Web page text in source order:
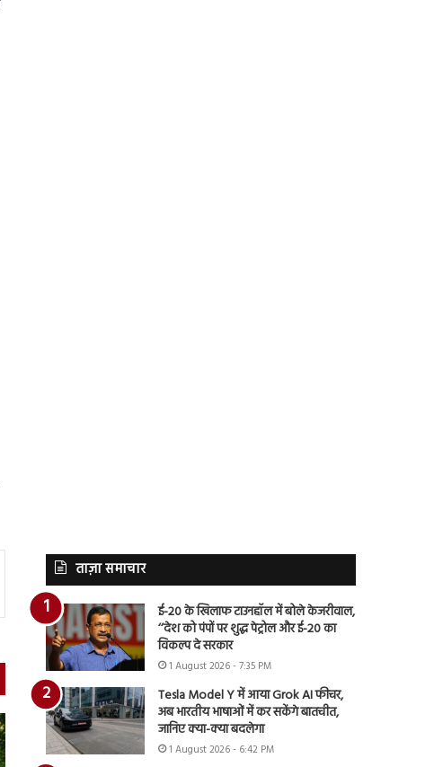
ताज़ा समाचार
ई-20 के खिलाफ टाउनहॉल में बोले केजरीवाल,
‘‘देश को पंपों पर शुद्ध पेट्रोल और ई-20 का
विकल्प दे सरकार
1 August 2026 - 7:35 PM
Tesla Model Y में आया Grok AI फीचर,
अब भारतीय भाषाओं में कर सकेंगे बातचीत,
जानिए क्या-क्या बदलेगा
1 August 2026 - 6:42 PM